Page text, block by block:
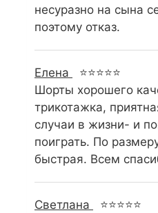
несуразно на сына
поэтому отказ.
Елена
⭐⭐⭐⭐⭐
Шорты хорошего
трикотажка,
случаи в жизни- и
поиграть. По
быстрая. Всем
Светлана
⭐⭐⭐⭐⭐